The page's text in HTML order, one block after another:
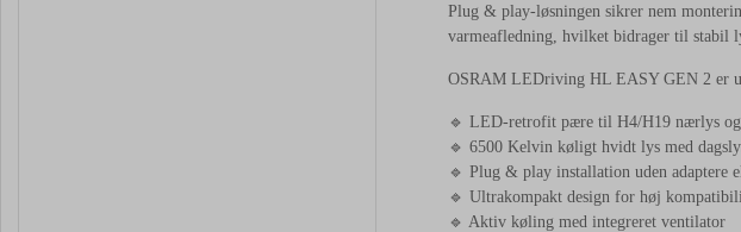
Plug & play-løsningen sikrer nem
varmeafledning, hvilket bidrager til stabil
OSRAM LEDriving HL EASY GEN 2 er
🔹 LED-retrofit pære til H4/H19 nærlys og
🔹 6500 Kelvin køligt hvidt lys med
🔹 Plug & play installation uden adaptere
🔹 Ultrakompakt design for høj
🔹 Aktiv køling med integreret ventilator